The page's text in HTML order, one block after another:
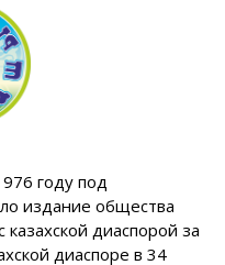
году под
издание общества
диаспорой за
диаспоре в 34